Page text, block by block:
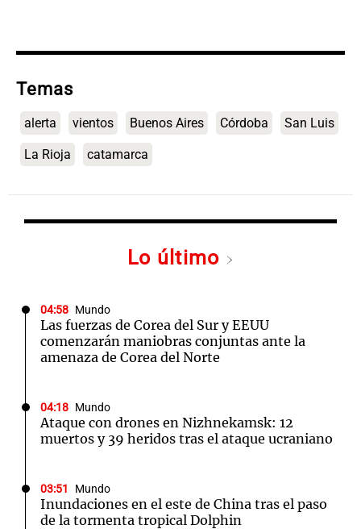
Temas
alerta vientos Buenos Aires Córdoba San Luis
La Rioja catamarca
Lo último
04:58 Mundo
Las fuerzas de Corea del Sur y EEUU
comenzarán maniobras conjuntas ante la
amenaza de Corea del Norte
04:18 Mundo
Ataque con drones en Nizhnekamsk: 12
muertos y 39 heridos tras el ataque ucraniano
03:51 Mundo
Inundaciones en el este de China tras el paso
de la tormenta tropical Dolphin